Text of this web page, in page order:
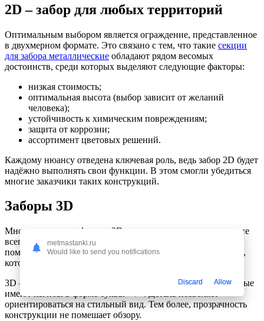
2D – забор для любых территорий
Оптимальным выбором является ограждение, представленное
в двухмерном формате. Это связано с тем, что такие секции
для забора металлические обладают рядом весомых
достоинств, среди которых выделяют следующие факторы:
низкая стоимость;
оптимальная высота (выбор зависит от желаний
человека);
устойчивость к химическим повреждениям;
защита от коррозии;
ассортимент цветовых решений.
Каждому нюансу отведена ключевая роль, ведь забор 2D будет
надёжно выполнять свои функции. В этом смогли убедиться
многие заказчики таких конструкций.
Заборы 3D
Многим нравится формат 2D, но для территории дома он не
всегда подходит. Это нужно понимать. Небольшой нюанс
помог разработчикам создать принципиально новый забор,
который при этом относится к секционному виду.
3D – конструкция, выполненная из прутков металла, которые
имеют изгибы в форме буквы «V». Деталь позволяет
ориентироваться на стильный вид. Тем более, прозрачность
конструкции не помешает обзору.
metmastanki.ru
Would like to send you notifications
Discard Allow